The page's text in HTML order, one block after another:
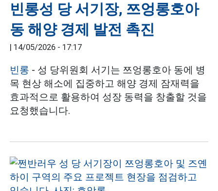
빈롱성 당 서기장, 쯔엉롱호아
동 해양 경제 발전 촉진
| 14/05/2026 - 17:17
빈롱 - 성 당위원회 서기는 쯔엉롱호아 동에 병
목 현상 해소에 집중하고 해양 경제 잠재력을
효과적으로 활용하여 성장 동력을 창출할 것을
요청했습니다.